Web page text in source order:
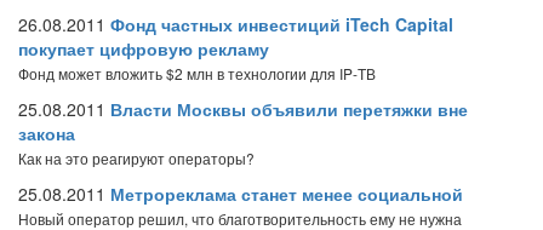
26.08.2011 Фонд частных инвестиций iTech Capital
покупает цифровую рекламу
Фонд может вложить $2 млн в технологии для IP-ТВ
25.08.2011 Власти Москвы объявили перетяжки вне
закона
Как на это реагируют операторы?
25.08.2011 Метрореклама станет менее социальной
Новый оператор решил, что благотворительность ему не нужна